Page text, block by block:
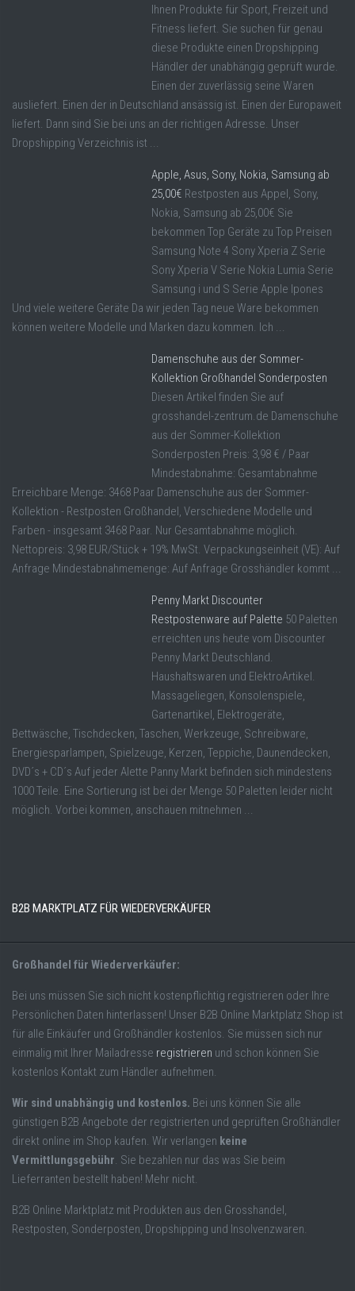
Ihnen Produkte für Sport, Freizeit und
Fitness liefert. Sie suchen für genau
diese Produkte einen Dropshipping
Händler der unabhängig geprüft wurde.
Einen der zuverlässig seine Waren
ausliefert. Einen der in Deutschland ansässig ist. Einen der Europaweit
liefert. Dann sind Sie bei uns an der richtigen Adresse. Unser
Dropshipping Verzeichnis ist ...
Apple, Asus, Sony, Nokia, Samsung ab
25,00€ Restposten aus Appel, Sony,
Nokia, Samsung ab 25,00€ Sie
bekommen Top Geräte zu Top Preisen
Samsung Note 4 Sony Xperia Z Serie
Sony Xperia V Serie Nokia Lumia Serie
Samsung i und S Serie Apple Ipones
Und viele weitere Geräte Da wir jeden Tag neue Ware bekommen
können weitere Modelle und Marken dazu kommen. Ich ...
Damenschuhe aus der Sommer-
Kollektion Großhandel Sonderposten
Diesen Artikel finden Sie auf
grosshandel-zentrum.de Damenschuhe
aus der Sommer-Kollektion
Sonderposten Preis: 3,98 € / Paar
Mindestabnahme: Gesamtabnahme
Erreichbare Menge: 3468 Paar Damenschuhe aus der Sommer-
Kollektion - Restposten Großhandel, Verschiedene Modelle und
Farben - insgesamt 3468 Paar. Nur Gesamtabnahme möglich.
Nettopreis: 3,98 EUR/Stück + 19% MwSt. Verpackungseinheit (VE): Auf
Anfrage Mindestabnahmemenge: Auf Anfrage Grosshändler kommt ...
Penny Markt Discounter
Restpostenware auf Palette 50 Paletten
erreichten uns heute vom Discounter
Penny Markt Deutschland.
Haushaltswaren und ElektroArtikel.
Massageliegen, Konsolenspiele,
Gartenartikel, Elektrogeräte,
Bettwäsche, Tischdecken, Taschen, Werkzeuge, Schreibware,
Energiesparlampen, Spielzeuge, Kerzen, Teppiche, Daunendecken,
DVD´s + CD´s Auf jeder Alette Panny Markt befinden sich mindestens
1000 Teile. Eine Sortierung ist bei der Menge 50 Paletten leider nicht
möglich. Vorbei kommen, anschauen mitnehmen ...
B2B MARKTPLATZ FÜR WIEDERVERKÄUFER
Großhandel für Wiederverkäufer:
Bei uns müssen Sie sich nicht kostenpflichtig registrieren oder Ihre
Persönlichen Daten hinterlassen! Unser B2B Online Marktplatz Shop ist
für alle Einkäufer und Großhändler kostenlos. Sie müssen sich nur
einmalig mit Ihrer Mailadresse registrieren und schon können Sie
kostenlos Kontakt zum Händler aufnehmen.
Wir sind unabhängig und kostenlos. Bei uns können Sie alle
günstigen B2B Angebote der registrierten und geprüften Großhändler
direkt online im Shop kaufen. Wir verlangen keine
Vermittlungsgebühr. Sie bezahlen nur das was Sie beim
Lieferranten bestellt haben! Mehr nicht.
B2B Online Marktplatz mit Produkten aus den Grosshandel,
Restposten, Sonderposten, Dropshipping und Insolvenzwaren.